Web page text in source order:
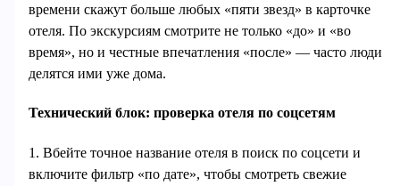
времени скажут больше любых «пяти звезд» в карточке
отеля. По экскурсиям смотрите не только «до» и «во
время», но и честные впечатления «после» — часто люди
делятся ими уже дома.
Технический блок: проверка отеля по соцсетям
1. Вбейте точное название отеля в поиск по соцсети и
включите фильтр «по дате», чтобы смотреть свежие